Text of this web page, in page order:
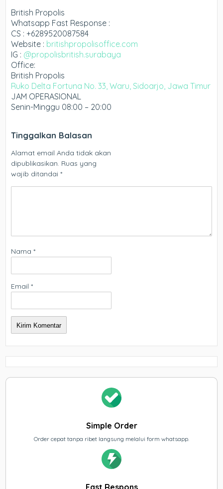
British Propolis
Whatsapp Fast Response :
CS : +6289520087584
Website : britishpropolisoffice.com
IG : @propolisbritish.surabaya
Office:
British Propolis
Ruko Delta Fortuna No. 33, Waru, Sidoarjo, Jawa Timur
JAM OPERASIONAL
Senin-Minggu 08:00 – 20:00
Tinggalkan Balasan
Alamat email Anda tidak akan
dipublikasikan. Ruas yang
wajib ditandai*
Nama*
Email*
Simple Order
Order cepat tanpa ribet langsung melalui form whatsapp.